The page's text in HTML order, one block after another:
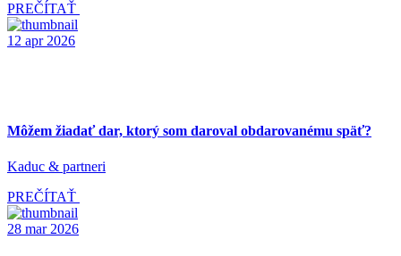
PREČÍTAŤ
12 apr 2026
Môžem žiadať dar, ktorý som daroval obdarovanému späť?
Kaduc & partneri
PREČÍTAŤ
28 mar 2026